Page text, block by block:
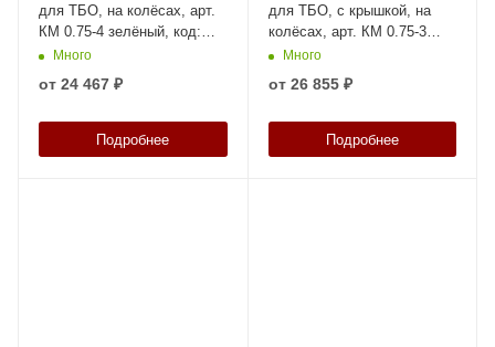
для ТБО, на колёсах, арт.
КМ 0.75-4 зелёный, код:
28320
Много
от 24 467 ₽
Подробнее
для ТБО, с крышкой, на
колёсах, арт. КМ 0.75-3
зелёный, код: 28319
Много
от 26 855 ₽
Подробнее